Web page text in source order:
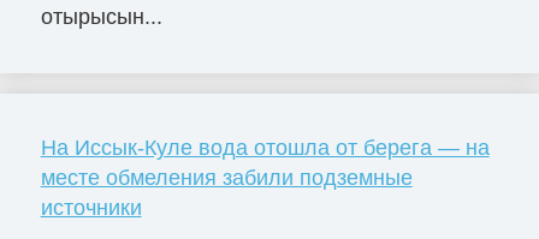
отырысын...
На Иссык-Куле вода отошла от берега — на
месте обмеления забили подземные
источники